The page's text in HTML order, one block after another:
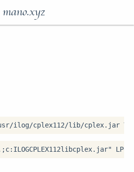
mano.xyz